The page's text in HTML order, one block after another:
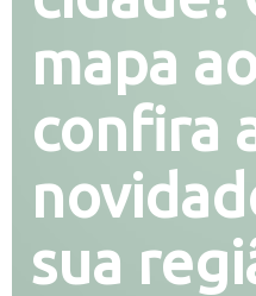
mapa
confira
sua